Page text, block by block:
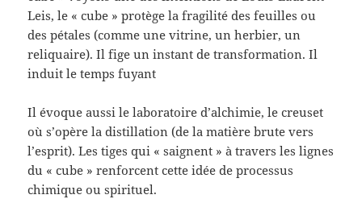
Leis, le « cube » protège la fragilité des feuilles ou
des pétales (comme une vitrine, un herbier, un
reliquaire). Il fige un instant de transformation. Il
induit le temps fuyant
Il évoque aussi le laboratoire d’alchimie, le creuset
où s’opère la distillation (de la matière brute vers
l’esprit). Les tiges qui « saignent » à travers les lignes
du « cube » renforcent cette idée de processus
chimique ou spirituel.